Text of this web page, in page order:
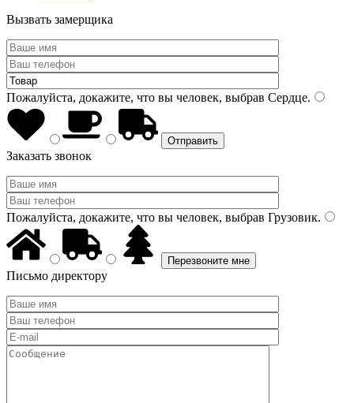
Вызвать замерщика
Пожалуйста, докажите, что вы человек, выбрав Сердце.
Заказать звонок
Пожалуйста, докажите, что вы человек, выбрав Грузовик.
Письмо директору